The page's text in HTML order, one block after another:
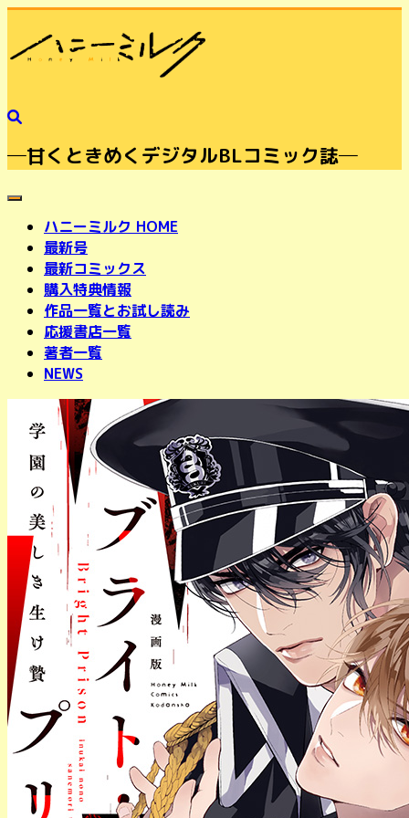
─甘くときめくデジタルBLコミック誌─
toggle navigation
ハニーミルク HOME
最新号
最新コミックス
購入特典情報
作品一覧とお試し読み
応援書店一覧
著者一覧
NEWS